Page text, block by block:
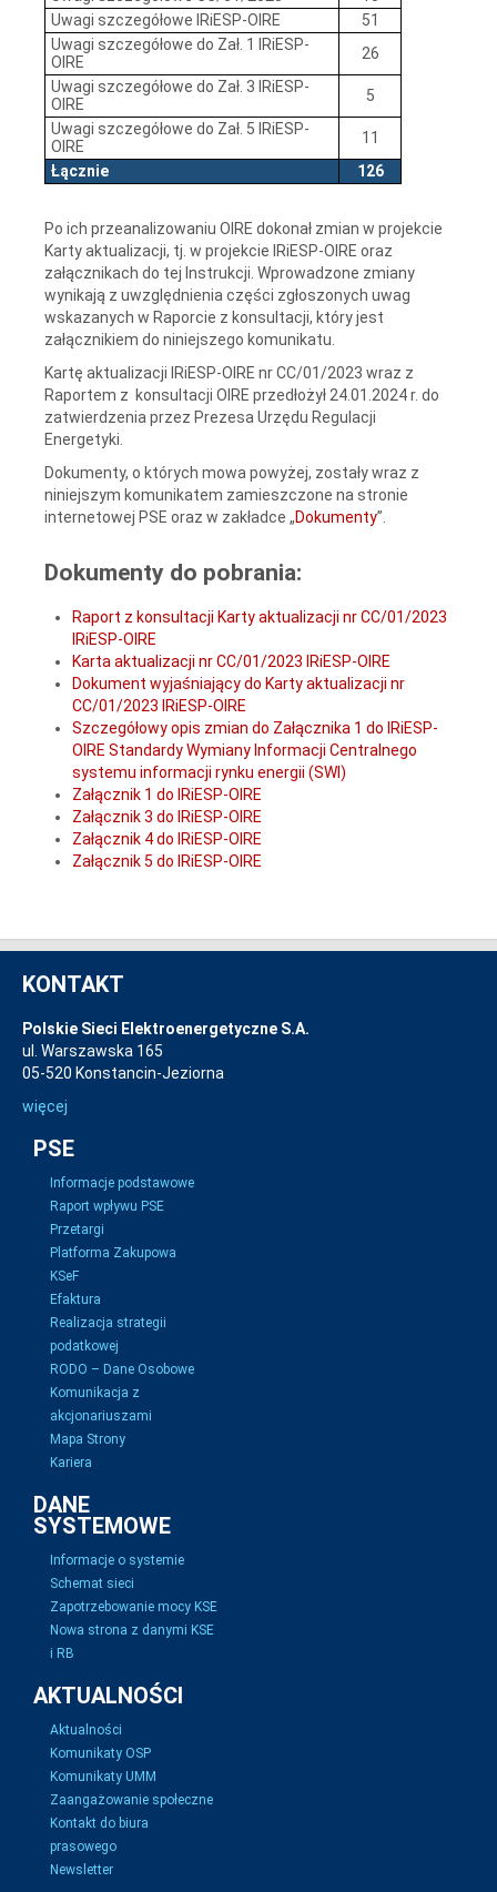
Uwagi szczegółowe IRiESP-OIRE
51
Uwagi szczegółowe do Zał. 1 IRiESP-
OIRE
26
Uwagi szczegółowe do Zał. 3 IRiESP-
OIRE
5
Uwagi szczegółowe do Zał. 5 IRiESP-
OIRE
11
Łącznie
126
Po ich przeanalizowaniu OIRE dokonał zmian w projekcie
Karty aktualizacji, tj. w projekcie IRiESP-OIRE oraz
załącznikach do tej Instrukcji. Wprowadzone zmiany
wynikają z uwzględnienia części zgłoszonych uwag
wskazanych w Raporcie z konsultacji, który jest
załącznikiem do niniejszego komunikatu.
Kartę aktualizacji IRiESP-OIRE nr CC/01/2023 wraz z
Raportem z konsultacji OIRE przedłożył 24.01.2024 r. do
zatwierdzenia przez Prezesa Urzędu Regulacji
Energetyki.
Dokumenty, o których mowa powyżej, zostały wraz z
niniejszym komunikatem zamieszczone na stronie
internetowej PSE oraz w zakładce „Dokumenty”.
Dokumenty do pobrania:
Raport z konsultacji Karty aktualizacji nr CC/01/2023
IRiESP-OIRE
Karta aktualizacji nr CC/01/2023 IRiESP-OIRE
Dokument wyjaśniający do Karty aktualizacji nr
CC/01/2023 IRiESP-OIRE
Szczegółowy opis zmian do Załącznika 1 do IRiESP-
OIRE Standardy Wymiany Informacji Centralnego
systemu informacji rynku energii (SWI)
Załącznik 1 do IRiESP-OIRE
Załącznik 3 do IRiESP-OIRE
Załącznik 4 do IRiESP-OIRE
Załącznik 5 do IRiESP-OIRE
KONTAKT
Polskie Sieci Elektroenergetyczne S.A.
ul. Warszawska 165
05-520 Konstancin-Jeziorna
więcej
PSE
Informacje podstawowe
Raport wpływu PSE
Przetargi
Platforma Zakupowa
KSeF
Efaktura
Realizacja strategii
podatkowej
RODO – Dane Osobowe
Komunikacja z
akcjonariuszami
Mapa Strony
Kariera
DANE
SYSTEMOWE
Informacje o systemie
Schemat sieci
Zapotrzebowanie mocy KSE
Nowa strona z danymi KSE
i RB
AKTUALNOŚCI
Aktualności
Komunikaty OSP
Komunikaty UMM
Zaangażowanie społeczne
Kontakt do biura
prasowego
Newsletter